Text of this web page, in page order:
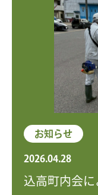
お知らせ
2026.04.28
込高町内会